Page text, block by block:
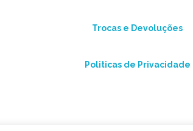
Trocas e Devoluções
Politicas de Privacidade